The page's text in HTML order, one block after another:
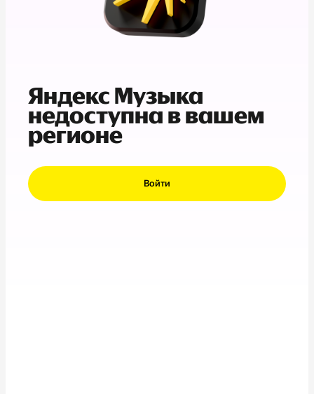
Яндекс Музыка
недоступна в вашем
регионе
Войти